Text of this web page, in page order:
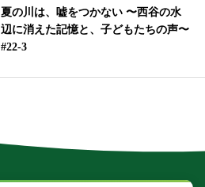
夏の川は、嘘をつかない 〜西谷の水
辺に消えた記憶と、子どもたちの声〜
#22-3